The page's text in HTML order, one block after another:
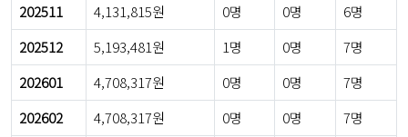
202511
4,131,815원 0명 0명
6명
202512
5,193,481원 1명 0명
7명
202601
4,708,317원 0명 0명
7명
202602
4,708,317원 0명 0명
7명